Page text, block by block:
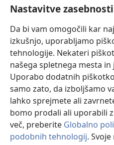
Nastavitve zasebnosti
Da bi vam omogočili kar
izkušnjo, uporabljamo
tehnologije. Nekateri
našega spletnega mesta
Uporabo dodatnih
samo zato, da izboljšamo
lahko sprejmete ali
bomo prodali ali uporabili
več, preberite Globalno
podobnih tehnologij.
(odpre
novo
okno) Watchtowerjeva SPLETNA
(odpre
novo
okno) JW Hub
(odpre
novo
okno)JW Library
Watchtower Library